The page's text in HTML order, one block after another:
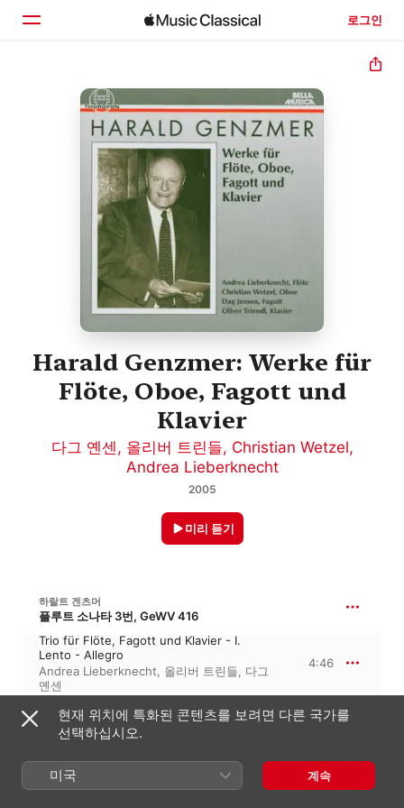
로그인
둘러보기
Harald Genzmer: Werke für
Flöte, Oboe, Fagott und
Klavier
다그 옌센, 올리버 트린들, Christian Wetzel,
Andrea Lieberknecht
2005
미리 듣기
하랄트 겐츠머
플루트 소나타 3번, GeWV 416
Trio für Flöte, Fagott und Klavier - I.
Lento - Allegro
Andrea Lieberknecht, 올리버 트린들, 다그
옌센
4:46
겐츠머
Trio für Flöte, Fagott und Klavier - II.
Andante Tranquillo
다그 옌센,Andrea Lieberknecht,올리버
4:57
현재 위치에 특화된 콘텐츠를 보려면 다른 국가를
선택하십시오.
미국 계속